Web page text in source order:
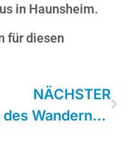
in Haunsheim.
für diesen
NÄCHSTER
Tag des Wanderns am 14. Mai 2024